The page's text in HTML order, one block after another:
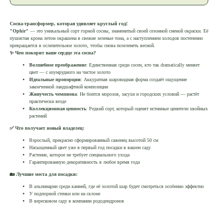
Сосна-трансформер, которая удивляет круглый год!
"Ophir" — это уникальный сорт горной сосны, знаменитый своей сезонной сменой окраски. Её
пушистая крона летом окрашена в свежие зеленые тона, а с наступлением холодов постепенно
превращается в ослепительное золото, чтобы снова позеленеть весной.
✨ Чем покорит ваше сердце эта сосна?
Волшебное преображение: Единственная среди сосен, кто так dramatically меняет
цвет — с изумрудного на чистое золото
Идеальные пропорции: Аккуратная шаровидная форма создаёт ощущение
законченной ландшафтной композиции
Живучесть чемпиона: Не боится морозов, засухи и городских условий — растёт
практически везде
Коллекционная ценность: Редкий сорт, который оценят истинные ценители хвойных
растений
✅ Что получает новый владелец:
Взрослый, прекрасно сформированный саженец высотой 50 см
Насыщенный цвет уже в первый год посадки в вашем саду
Растение, которое не требует специального ухода
Гарантированную декоративность в любое время года
🏡 Лучшие места для посадки:
В альпинарии среди камней, где её золотой шар будет смотреться особенно эффектно
У подпорной стенки или на склоне
В вересковом саду в компании рододендронов